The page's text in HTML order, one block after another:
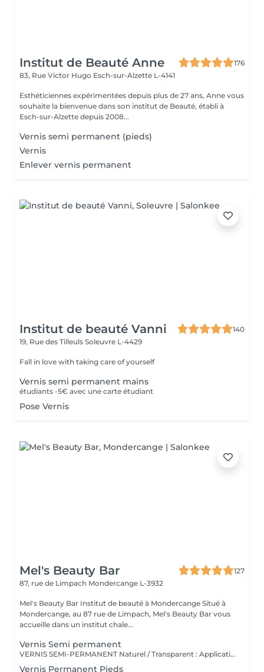
Institut de Beauté Anne
176
83, Rue Victor Hugo Esch-sur-Alzette L-4141
Esthéticiennes expérimentées depuis plus de 27 ans, Anne vous
souhaite la bienvenue dans son institut de Beauté, établi à
Esch-sur-Alzette depuis 2008...
Vernis semi permanent (pieds)
Vernis
Enlever vernis permanent
Institut de beauté Vanni
140
19, Rue des Tilleuls Soleuvre L-4429
Fall in love with taking care of yourself
Vernis semi permanent mains
étudiants -5€ avec une carte étudiant
Pose Vernis
Mel's Beauty Bar
127
87, rue de Limpach Mondercange L-3932
Mel's Beauty Bar Institut de beauté à Mondercange Situé à
Mondercange, au 87 rue de Limpach, Mel's Beauty Bar vous
accueille dans un institut chale...
Vernis Semi permanent
VERNIS SEMI-PERMANENT Naturel / Transparent : Application d'un vernis semi-permanent neutre pour un effet soigné et discret. Couleur : Vernis semi-permanent coloré avec tenue longue durée (2-3 semaines). French : Bord libre blanc et base nude pour un look classique et élégant. Baby-Boomer : Dégradé subtil entre le blanc et le rose, effet fondu très tendance. Semi + Déco : Ajout de décoration (strass, paillettes, dessins) sur vernis semi-permanent. Gainage : Renforcement de l'ongle naturel avec rubber base + vernis semi-permanent pour plus de tenue.
Vernis Permanent Pieds